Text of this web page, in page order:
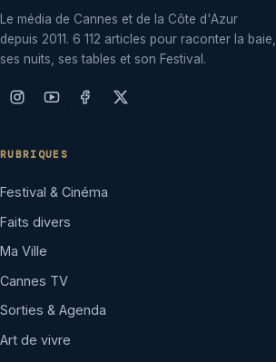
Le média de Cannes et de la Côte d'Azur
depuis 2011. 6 112 articles pour raconter la baie,
ses nuits, ses tables et son Festival.
RUBRIQUES
Festival & Cinéma
Faits divers
Ma Ville
Cannes TV
Sorties & Agenda
Art de vivre